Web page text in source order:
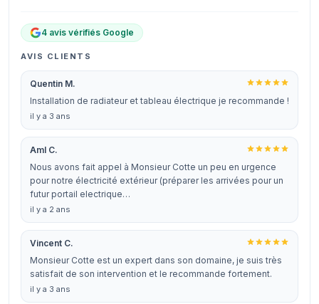
4 avis vérifiés Google
AVIS CLIENTS
Quentin M.
Installation de radiateur et tableau électrique je recommande !
il y a 3 ans
Aml C.
Nous avons fait appel à Monsieur Cotte un peu en urgence
pour notre électricité extérieur (préparer les arrivées pour un
futur portail electrique…
il y a 2 ans
Vincent C.
Monsieur Cotte est un expert dans son domaine, je suis très
satisfait de son intervention et le recommande fortement.
il y a 3 ans